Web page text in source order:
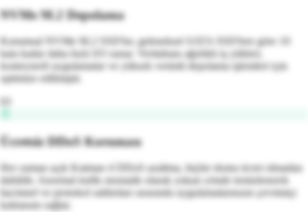
NVMe M.2 Depolama
Kurumsal NVMe M.2 SSD'ler, geleneksel SATA SSD'lere göre 10
kata kadar daha hızlı I/O sunar. Veritabanı ağırlıklı iş yükleri,
konteynerli uygulamalar ve yüksek verimli depolama işlemleri için
optimize edilmiştir.
Ücretsiz DDoS Koruması
Her zaman açık Katman 4 DDoS azaltma, hiçbir ekstra ücret olmadan
dahildir. Anormal trafik otomatik olarak yukarı yönde temizlenerek
hacimsel ve protokol saldırıları sırasında uygulamalarınızın çevrimiçi
kalmasını sağlar.